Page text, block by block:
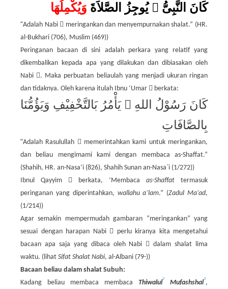
كَانَ النَّبِىُّ  يُوجِزُ الصَّلاَةَ وَيُكْمِلُهَا
“Adalah Nabi  meringankan dan menyempurnakan shalat.” (HR.
al-Bukhari (706), Muslim (469))
Peringanan bacaan di sini adalah perkara yang relatif yang
dikembalikan kepada apa yang dilakukan dan dibiasakan oleh
Nabi . Maka perbuatan beliaulah yang menjadi ukuran ringan
dan tidaknya. Oleh karena itulah Ibnu ‘Umar  berkata:
كَانَ رَسُوْلُ اللهِ  يَأْمُرُ بَالتَّخْفِيْفِ وَيَؤُمُّنَا
بِالصَّافَاتِ
“Adalah Rasulullah  memerintahkan kami untuk meringankan,
dan beliau mengimami kami dengan membaca as-Shaffat.”
(Shahih, HR. an-Nasa’i (826), Shahih Sunan an-Nasa`i (1/272))
Ibnul Qayyim
 berkata, ‘Membaca as-Shaffat termasuk
peringanan yang diperintahkan, wallahu a’lam.” (Zadul Ma’ad,
(1/214))
Agar semakin mempermudah gambaran “meringankan” yang
sesuai dengan harapan Nabi  perlu kiranya kita mengetahui
bacaan apa saja yang dibaca oleh Nabi  dalam shalat lima
waktu. (lihat Sifat Shalat Nabi, al-Albani (79-))
Bacaan beliau dalam shalat Subuh:
Kadang beliau membaca membaca Thiwalul
2
Mufashshal
3
,